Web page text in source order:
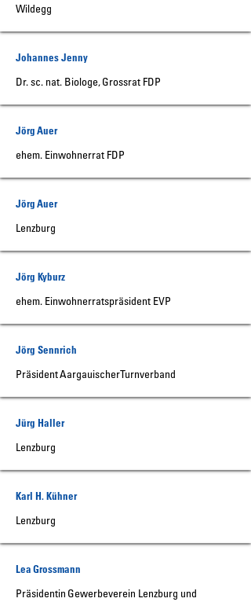
Wildegg
Johannes Jenny
Dr. sc. nat. Biologe, Grossrat FDP
Jörg Auer
ehem. Einwohnerrat FDP
Jörg Auer
Lenzburg
Jörg Kyburz
ehem. Einwohnerratspräsident EVP
Jörg Sennrich
Präsident Aargauischer Turnverband
Jürg Haller
Lenzburg
Karl H. Kühner
Lenzburg
Lea Grossmann
Präsidentin Gewerbeverein Lenzburg und